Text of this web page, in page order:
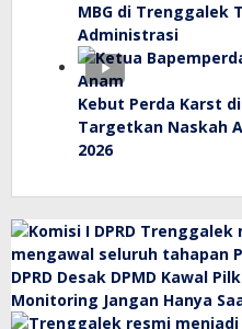
MBG di Trenggalek
Administrasi
Kebut Perda Karst
Targetkan Naskah
2026
DPRD Desak DPMD Kawal
Monitoring Jangan Hanya